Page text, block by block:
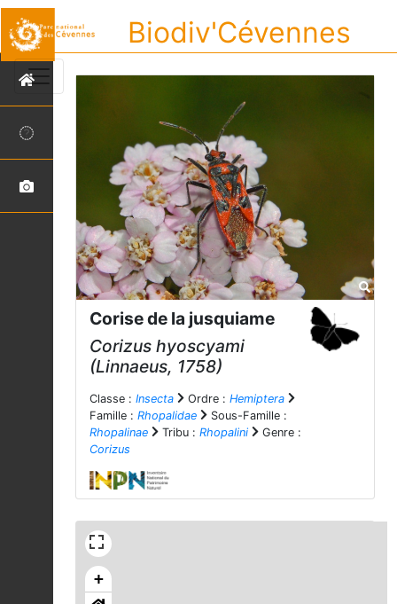
Biodiv'Cévennes
Corise de la jusquiame
Corizus hyoscyami
(Linnaeus, 1758)
Classe : Insecta Ordre : Hemiptera
Famille : Rhopalidae
Sous-Famille :
Rhopalinae
Tribu : Rhopalini
Genre :
Corizus
+